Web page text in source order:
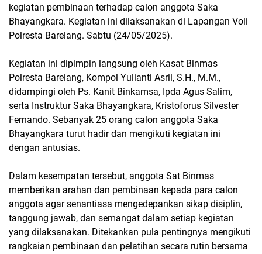
kegiatan pembinaan terhadap calon anggota Saka
Bhayangkara. Kegiatan ini dilaksanakan di Lapangan Voli
Polresta Barelang. Sabtu (24/05/2025).
Kegiatan ini dipimpin langsung oleh Kasat Binmas
Polresta Barelang, Kompol Yulianti Asril, S.H., M.M.,
didampingi oleh Ps. Kanit Binkamsa, Ipda Agus Salim,
serta Instruktur Saka Bhayangkara, Kristoforus Silvester
Fernando. Sebanyak 25 orang calon anggota Saka
Bhayangkara turut hadir dan mengikuti kegiatan ini
dengan antusias.
Dalam kesempatan tersebut, anggota Sat Binmas
memberikan arahan dan pembinaan kepada para calon
anggota agar senantiasa mengedepankan sikap disiplin,
tanggung jawab, dan semangat dalam setiap kegiatan
yang dilaksanakan. Ditekankan pula pentingnya mengikuti
rangkaian pembinaan dan pelatihan secara rutin bersama